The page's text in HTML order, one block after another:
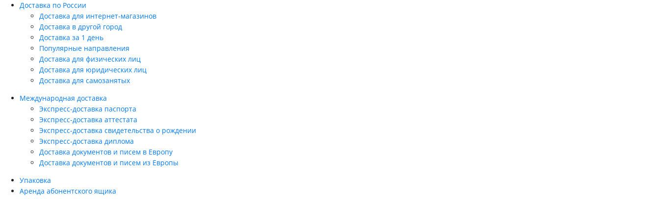
Доставка по России
Доставка для интернет-магазинов
Доставка в другой город
Доставка за 1 день
Популярные направления
Доставка для физических лиц
Доставка для юридических лиц
Доставка для самозанятых
Международная доставка
Экспресс-доставка паспорта
Экспресс-доставка аттестата
Экспресс-доставка свидетельства о рождении
Экспресс-доставка диплома
Доставка документов и писем в Европу
Доставка документов и писем из Европы
Упаковка
Аренда абонентского ящика